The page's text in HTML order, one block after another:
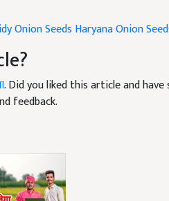
Onion Seeds
. Did you liked this article and
feedback.